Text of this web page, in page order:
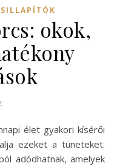
okok,
ezeket a tüneteket.
adódhatnak, amelyek